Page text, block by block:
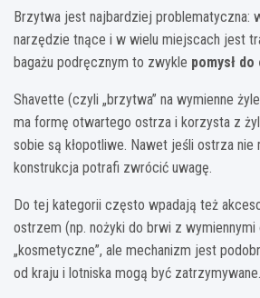
Brzytwa jest najbardziej problematyczna:
narzędzie tnące i w wielu miejscach jest
bagażu podręcznym to zwykle pomysł
Shavette (czyli „brzytwa” na wymienne
ma formę otwartego ostrza i korzysta z
sobie są kłopotliwe. Nawet jeśli ostrza nie
konstrukcja potrafi zwrócić uwagę.
Do tej kategorii często wpadają też
ostrzem (np. nożyki do brwi z
„kosmetyczne”, ale mechanizm jest
od kraju i lotniska mogą być zatrzymywane.